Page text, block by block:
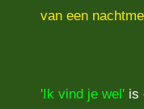
van een
'Ik vind je wel' is